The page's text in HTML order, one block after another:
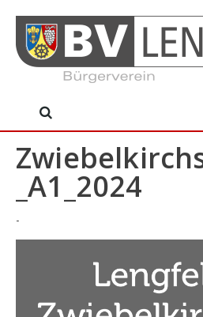
content
_A1_2024
-